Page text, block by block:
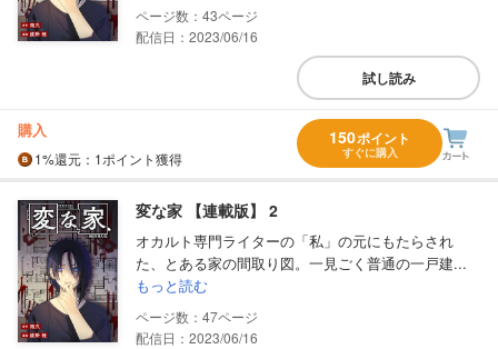
43
配信日：2023/06/16
試し読み
購入
1%還元 ：1ポイント獲得
150ポイント
すぐに購入
変な家 【連載版】 2
オカルト専門ライターの「私」の元にもたらされ
た、とある家の間取り図。一見ごく普通の一戸建...
もっと読む
47
配信日：2023/06/16